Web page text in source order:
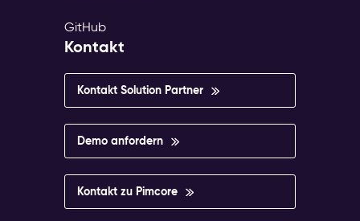
GitHub
Kontakt
Kontakt Solution Partner
Demo anfordern
Kontakt zu Pimcore